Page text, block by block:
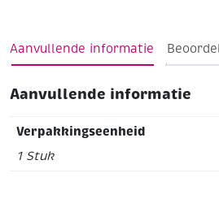
Aanvullende informatie
Aanvullende informatie
Verpakkingseenheid
1 Stuk